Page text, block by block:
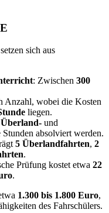
setzen sich aus
: Zwischen 300
Anzahl, wobei die Kosten
liegen.
und
Stunden absolviert werden.
5 Überlandfahrten, 2
.
Prüfung kostet etwa 22
.
1.300 bis 1.800 Euro,
des Fahrschülers.